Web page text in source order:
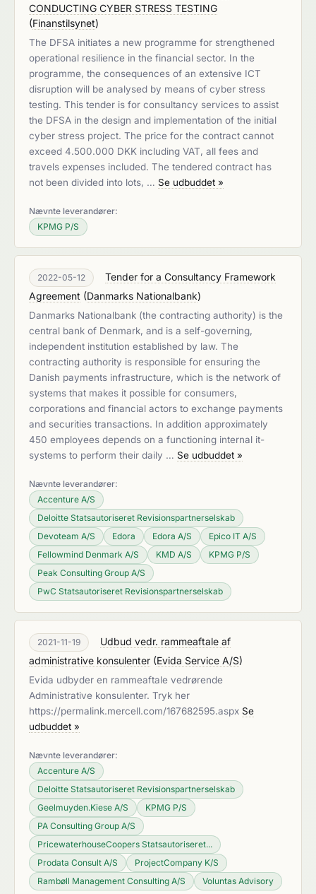
CONDUCTING CYBER STRESS TESTING
(Finanstilsynet)
The DFSA initiates a new programme for strengthened
operational resilience in the financial sector. In the
programme, the consequences of an extensive ICT
disruption will be analysed by means of cyber stress
testing. This tender is for consultancy services to assist
the DFSA in the design and implementation of the initial
cyber stress project. The price for the contract cannot
exceed 4.500.000 DKK including VAT, all fees and
travels expenses included. The tendered contract has
not been divided into lots, … Se udbuddet »
Nævnte leverandører:
KPMG P/S
2022-05-12
Tender for a Consultancy Framework
Agreement (Danmarks Nationalbank)
Danmarks Nationalbank (the contracting authority) is the
central bank of Denmark, and is a self-governing,
independent institution established by law. The
contracting authority is responsible for ensuring the
Danish payments infrastructure, which is the network of
systems that makes it possible for consumers,
corporations and financial actors to exchange payments
and securities transactions. In addition approximately
450 employees depends on a functioning internal it-
systems to perform their daily … Se udbuddet »
Nævnte leverandører:
Accenture A/S
Deloitte Statsautoriseret Revisionspartnerselskab
Devoteam A/S
Edora Edora A/S
Epico IT A/S
Fellowmind Denmark A/S
KMD A/S
KPMG P/S
Peak Consulting Group A/S
PwC Statsautoriseret Revisionspartnerselskab
2021-11-19
Udbud vedr. rammeaftale af
administrative konsulenter (Evida Service A/S)
Evida udbyder en rammeaftale vedrørende
Administrative konsulenter. Tryk her
https://permalink.mercell.com/167682595.aspx Se
udbuddet »
Nævnte leverandører:
Accenture A/S
Deloitte Statsautoriseret Revisionspartnerselskab
Geelmuyden.Kiese A/S
KPMG P/S
PA Consulting Group A/S
PricewaterhouseCoopers Statsautoriseret...
Prodata Consult A/S
ProjectCompany K/S
Rambøll Management Consulting A/S
Voluntas Advisory